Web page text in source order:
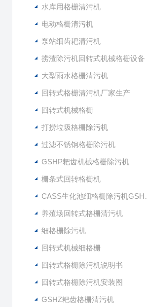
水库用格栅清污机
电动格栅清污机
泵站细齿耙清污机
捞渣除污机回转式机械格栅设备
大型雨水格栅清污机
回转式格栅清污机厂家生产
回转式机械格栅
打捞垃圾格栅除污机
过滤不锈钢格栅除污机
GSHP耙齿机械格栅除污机
栅条式回转格栅机
CASS生化池细格栅除污机GSHZ-1000
养殖场回转式格栅清污机
细格栅除污机
回转式机械细格栅
回转式格栅除污机说明书
回转式格栅除污机安装图
GSHZ耙齿格栅清污机